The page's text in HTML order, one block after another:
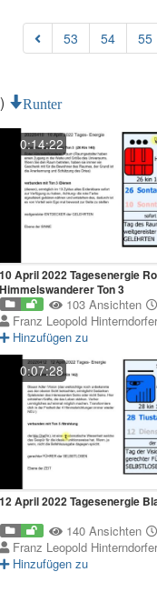
53 54 55
Runter
0:14:22
10 April 2022 Tagesenergie
Himmelswanderer Ton 3
103 Ansichten
Franz Leopold Hinterndorfer
Hinzufügen zu
0:07:28
12 April 2022 Tagesenergie
140 Ansichten
Franz Leopold Hinterndorfer
Hinzufügen zu